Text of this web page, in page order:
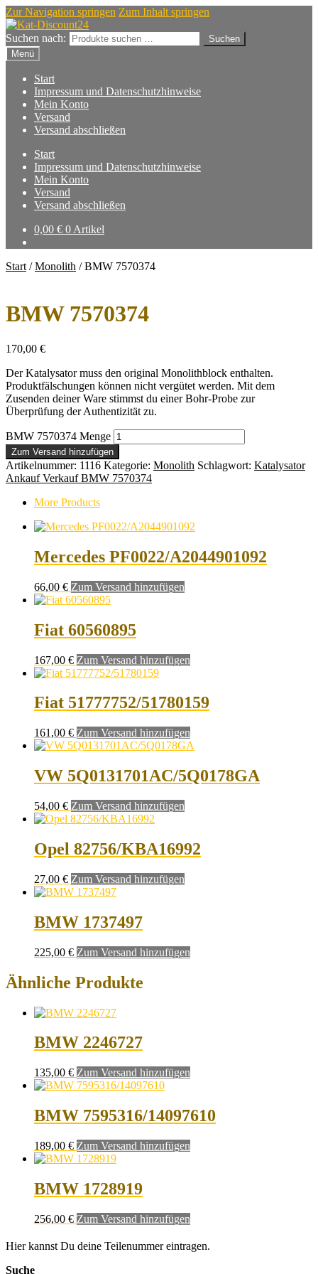
Zur Navigation springen Zum Inhalt springen
Suchen nach:
Suchen
Menü
Start
Impressum und Datenschutzhinweise
Mein Konto
Versand
Versand abschließen
Start
Impressum und Datenschutzhinweise
Mein Konto
Versand
Versand abschließen
0,00 € 0 Artikel
Start /Monolith /BMW 7570374
BMW 7570374
170,00 €
Der Katalysator muss den original Monolithblock enthalten.
Produktfälschungen können nicht vergütet werden. Mit dem
Zusenden deiner Ware stimmst du einer Bohr-Probe zur
Überprüfung der Authentizität zu.
BMW 7570374 Menge
Zum Versand hinzufügen
Artikelnummer: 1116 Kategorie: Monolith Schlagwort: Katalysator
Ankauf Verkauf BMW 7570374
More Products
Mercedes PF0022/A2044901092
66,00 € Zum Versand hinzufügen
Fiat 60560895
167,00 € Zum Versand hinzufügen
Fiat 51777752/51780159
161,00 € Zum Versand hinzufügen
VW 5Q0131701AC/5Q0178GA
54,00 € Zum Versand hinzufügen
Opel 82756/KBA16992
27,00 € Zum Versand hinzufügen
BMW 1737497
225,00 € Zum Versand hinzufügen
Ähnliche Produkte
BMW 2246727
135,00 € Zum Versand hinzufügen
BMW 7595316/14097610
189,00 € Zum Versand hinzufügen
BMW 1728919
256,00 € Zum Versand hinzufügen
Hier kannst Du deine Teilenummer eintragen.
Suche